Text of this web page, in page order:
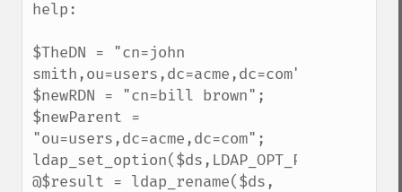
help:
$TheDN = "cn=john
smith,ou=users,dc=acme,dc=com";
$newRDN = "cn=bill brown";
$newParent =
"ou=users,dc=acme,dc=com";
@$result = ldap_rename($ds,